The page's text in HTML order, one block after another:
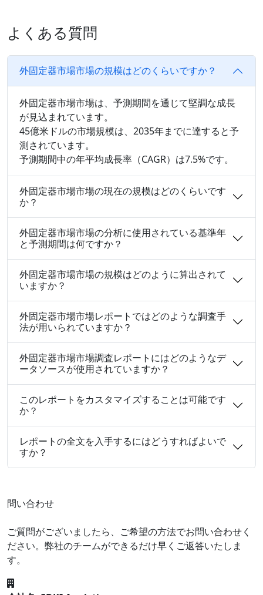
よくある質問
外固定器市場市場の規模はどのくらいですか？
外固定器市場市場は、予測期間を通じて堅調な成長
が見込まれています。
45億米ドルの市場規模は、2035年までに達すると予
測されています。
予測期間中の年平均成長率（CAGR）は7.5%です。
外固定器市場市場の現在の規模はどのくらいです
か？
外固定器市場市場の分析に使用されている基準年
と予測期間は何ですか？
外固定器市場市場の規模はどのように算出されて
いますか？
外固定器市場市場レポートではどのような調査手
法が用いられていますか？
外固定器市場市場調査レポートにはどのようなデ
ータソースが使用されていますか？
このレポートをカスタマイズすることは可能です
か？
レポートの全文を入手するにはどうすればよいで
すか？
問い合わせ
ご質問がございましたら、ご希望の方法でお問い合わせく
ださい。弊社のチームができるだけ早くご返答いたしま
す。